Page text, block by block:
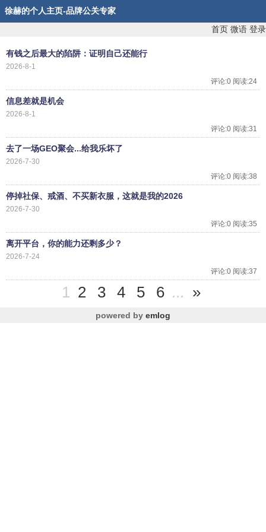
徐赫的个人主页-品牌公关专家
首页 微语 登录
有钱之后最大的陷阱：证明自己还能行
2026-8-1
评论:0 阅读:24
信息差就是机会
2026-8-1
评论:0 阅读:31
去了一场GEO聚会...给我乐坏了
2026-7-30
评论:0 阅读:38
停掉社保、戒酒、不买新衣服，这就是我的2026
2026-7-30
评论:0 阅读:35
离开平台，你的能力还剩多少？
2026-7-24
评论:0 阅读:37
1 2 3 4 5 6 ... »
powered by emlog